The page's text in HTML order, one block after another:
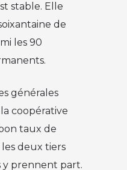
stable. Elle
de
les 90
générales
coopérative
taux de
deux tiers
y prennent part.